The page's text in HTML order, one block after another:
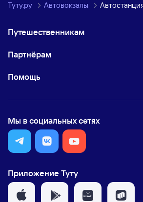
Туту.ру Автовокзалы
Путешественникам
Партнёрам
Помощь
Мы в социальных сетях
Приложение Туту